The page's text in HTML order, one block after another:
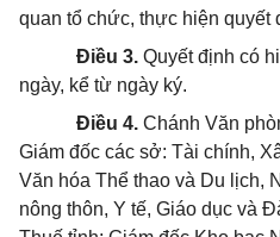
quan tổ chức, thực hiện quyết
Điều 3. Quyết định có
ngày, kể từ ngày ký.
Điều 4. Chánh Văn
Giám đốc các sở: Tài chính,
Văn hóa Thể thao và Du lịch,
nông thôn, Y tế, Giáo dục và